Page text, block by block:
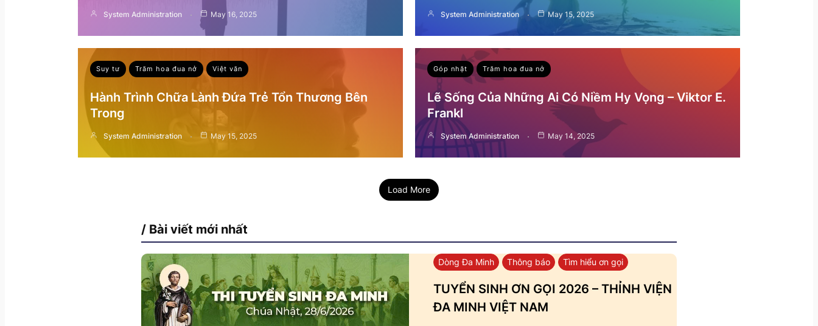
System Administration May 16, 2025 System Administration May 15, 2025
Suy tư Trăm hoa đua nở Việt văn
Hành Trình Chữa Lành Đứa Trẻ Tổn Thương Bên
Trong
System Administration May 15, 2025
Góp nhặt Trăm hoa đua nở
Lẽ Sống Của Những Ai Có Niềm Hy Vọng – Viktor E.
Frankl
System Administration May 14, 2025
Load More
/ Bài viết mới nhất
Dòng Đa Minh Thông báo Tìm hiểu ơn gọi
TUYỂN SINH ƠN GỌI 2026 – THỈNH VIỆN
ĐA MINH VIỆT NAM